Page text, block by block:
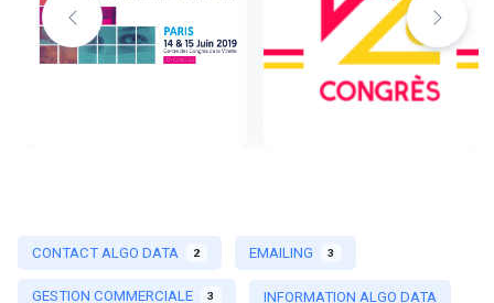
CONTACT ALGO DATA 2 EMAILING 3
GESTION COMMERCIALE 3 INFORMATION ALGO DATA